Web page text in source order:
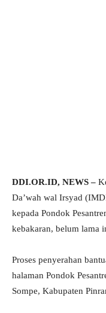
DDI.OR.ID, NEWS –
Da’wah wal Irsyad
kepada Pondok
kebakaran, belum lama
Proses penyerahan
halaman Pondok
Sompe, Kabupaten